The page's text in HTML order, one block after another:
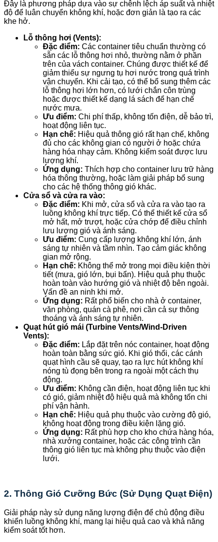
Đây là phương pháp dựa vào sự chênh lệch áp suất và nhiệt
độ để luân chuyển không khí, hoặc đơn giản là tạo ra các
khe hở.
Lỗ thông hơi (Vents):
Đặc điểm: Các container tiêu chuẩn thường có
sẵn các lỗ thông hơi nhỏ, thường nằm ở phần
trên của vách container. Chúng được thiết kế để
giảm thiểu sự ngưng tụ hơi nước trong quá trình
vận chuyển. Khi cải tạo, có thể bổ sung thêm các
lỗ thông hơi lớn hơn, có lưới chắn côn trùng
hoặc được thiết kế dạng lá sách để hạn chế
nước mưa.
Ưu điểm: Chi phí thấp, không tốn điện, dễ bảo trì,
hoạt động liên tục.
Hạn chế: Hiệu quả thông gió rất hạn chế, không
đủ cho các không gian có người ở hoặc chứa
hàng hóa nhạy cảm. Không kiểm soát được lưu
lượng khí.
Ứng dụng: Thích hợp cho container lưu trữ hàng
hóa thông thường, hoặc làm giải pháp bổ sung
cho các hệ thống thông gió khác.
Cửa sổ và cửa ra vào:
Đặc điểm: Khi mở, cửa sổ và cửa ra vào tạo ra
luồng không khí trực tiếp. Có thể thiết kế cửa sổ
mở hất, mở trượt, hoặc cửa chớp để điều chỉnh
lưu lượng gió và ánh sáng.
Ưu điểm: Cung cấp lượng không khí lớn, ánh
sáng tự nhiên và tầm nhìn. Tạo cảm giác không
gian mở rộng.
Hạn chế: Không thể mở trong mọi điều kiện thời
tiết (mưa, gió lớn, bụi bẩn). Hiệu quả phụ thuộc
hoàn toàn vào hướng gió và nhiệt độ bên ngoài.
Vấn đề an ninh khi mở.
Ứng dụng: Rất phổ biến cho nhà ở container,
văn phòng, quán cà phê, nơi cần cả sự thông
thoáng và ánh sáng tự nhiên.
Quạt hút gió mái (Turbine Vents/Wind-Driven
Vents):
Đặc điểm: Lắp đặt trên nóc container, hoạt động
hoàn toàn bằng sức gió. Khi gió thổi, các cánh
quạt hình cầu sẽ quay, tạo ra lực hút không khí
nóng tù đọng bên trong ra ngoài một cách thụ
động.
Ưu điểm: Không cần điện, hoạt động liên tục khi
có gió, giảm nhiệt độ hiệu quả mà không tốn chi
phí vận hành.
Hạn chế: Hiệu quả phụ thuộc vào cường độ gió,
không hoạt động trong điều kiện lặng gió.
Ứng dụng: Rất phù hợp cho kho chứa hàng hóa,
nhà xưởng container, hoặc các công trình cần
thông gió liên tục mà không phụ thuộc vào điện
lưới.
2. Thông Gió Cưỡng Bức (Sử Dụng Quạt Điện)
Giải pháp này sử dụng năng lượng điện để chủ động điều
khiển luồng không khí, mang lại hiệu quả cao và khả năng
kiểm soát tốt hơn.